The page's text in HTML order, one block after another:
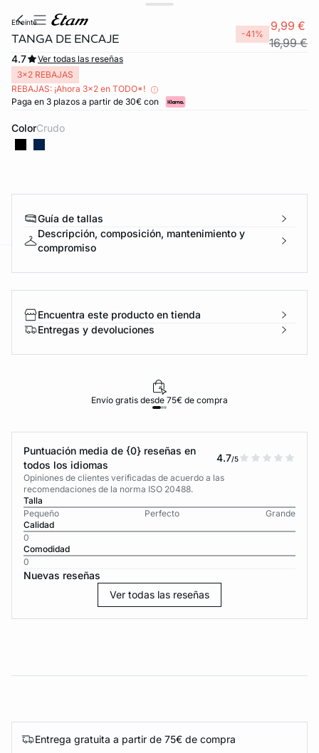
etreinte
TANGA DE ENCAJE -41%
9,99 €
16,99 €
4.7
Ver todas las reseñas
3x2 REBAJAS
REBAJAS: ¡Ahora 3x2 en TODO*!
Paga en 3 plazos a partir de 30€ con
Color crudo
Guía de tallas
Descripción, composición, mantenimiento y
compromiso
Encuentra este producto en tienda
Entregas y devoluciones
Envío gratis desde 75€ de compra
Puntuación media de {0} reseñas en
todos los idiomas
4.7/5
Opiniones de clientes verificadas de acuerdo a las
recomendaciones de la norma ISO 20488.
Talla
Pequeño
Perfecto
Grande
Calidad
0
Comodidad
0
Nuevas reseñas
Ver todas las reseñas
Entrega gratuita a partir de 75€ de compra